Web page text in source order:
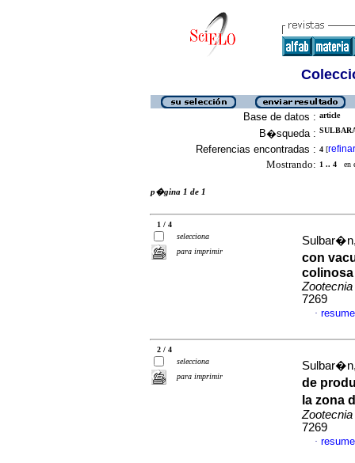
Base de datos : article
B�squeda :
Referencias encontradas : 4 [refinar
Mostrando: 1 .. 4 en
p�gina 1 de 1
1 / 4
selecciona
para imprimir
con
colinosa
Zootecnia
7269
·
2 / 4
selecciona
para imprimir
de
la zona
Zootecnia
7269
·